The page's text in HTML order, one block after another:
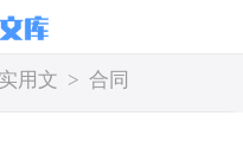
实用文 > 合同